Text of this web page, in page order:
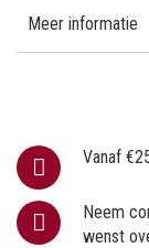
Vanaf
Neem
wenst
Meer informatie